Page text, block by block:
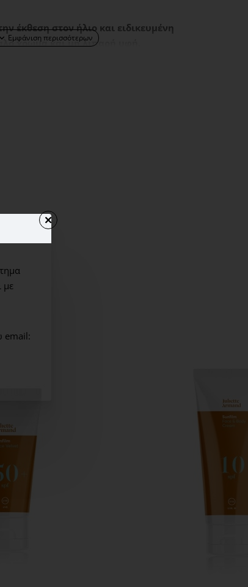
με
email:
έκθεση στον ήλιο και ειδικευμένη
χρώμα και μη λιπαρή υφή.